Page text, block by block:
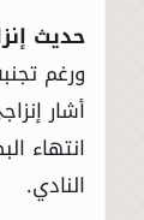
حديث
ورغم
أشار
انتهاء
النادي.